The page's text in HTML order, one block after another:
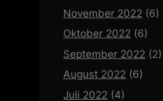
November 2022 (6)
Oktober 2022 (6)
September 2022 (2)
August 2022 (6)
Juli 2022 (4)